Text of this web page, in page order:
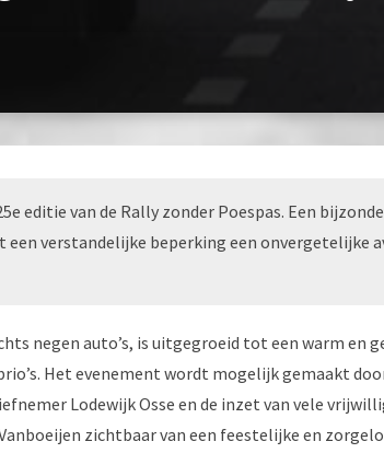
editie van de Rally zonder Poespas. Een
een verstandelijke beperking een onvergetelijke
negen auto’s, is uitgegroeid tot een warm en
Het evenement wordt mogelijk gemaakt
Lodewijk Osse en de inzet van vele
zichtbaar van een feestelijke en